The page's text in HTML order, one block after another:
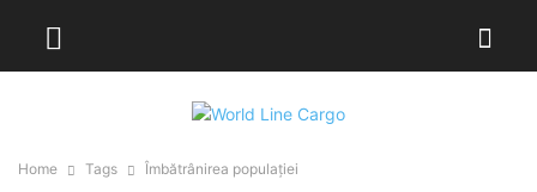
Home Tags Îmbătrânirea populației